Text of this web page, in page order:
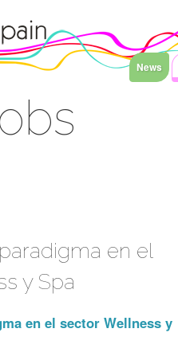
News
en el
y Spa
en el sector Wellness y